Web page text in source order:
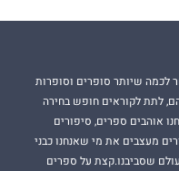
שיותר סופרים וסופרות
לתת לקוראים חופש בחירה
אוהבים ספרים, סיפורים
מעצבים את מי שאנחנו כבני
שסביבנו.קצת על ספרים